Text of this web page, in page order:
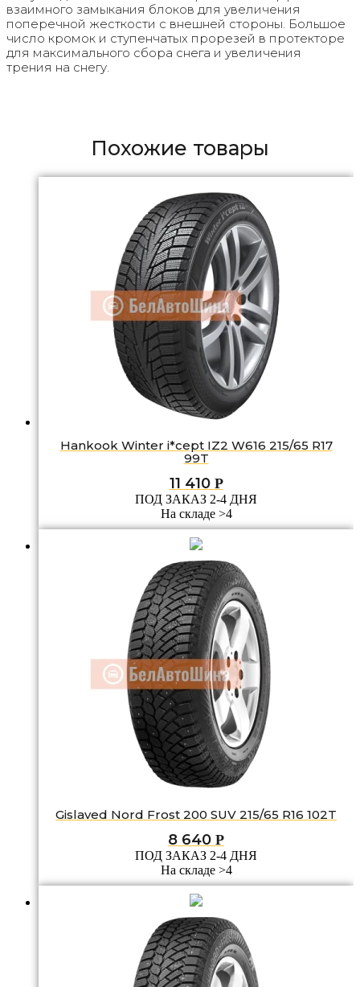
взаимного замыкания блоков для увеличения
поперечной жесткости с внешней стороны. Большое
число кромок и ступенчатых прорезей в протекторе
для максимального сбора снега и увеличения
трения на снегу.
Похожие товары
Hankook Winter i*cept IZ2 W616 215/65 R17
99T
11 410 Р
ПОД ЗАКАЗ 2-4 ДНЯ
На складе >4
Gislaved Nord Frost 200 SUV 215/65 R16 102T
8 640 Р
ПОД ЗАКАЗ 2-4 ДНЯ
На складе >4